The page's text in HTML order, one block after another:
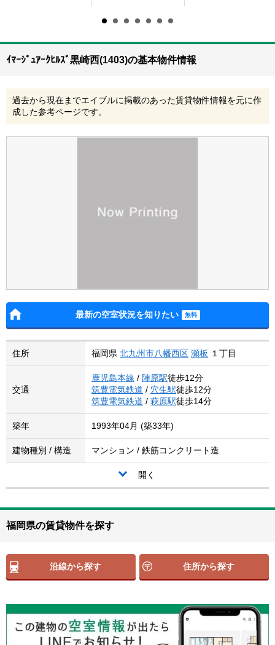
ｲﾏｰｼﾞｭｱｰｸﾋﾙｽﾞ黒崎西(1403)の基本物件情報
過去から現在までエイブルに掲載のあった賃貸物件情報を元に作
成した参考ページです。
最新の空室状況を知りたい
住所 福岡県 北九州市八幡西区 瀬板 １丁目
交通
鹿児島本線 / 陣原駅徒歩12分
筑豊電気鉄道 / 穴生駅徒歩12分
筑豊電気鉄道 / 萩原駅徒歩14分
築年 1993年04月 (築33年)
建物種別 / 構造 マンション / 鉄筋コンクリート造
開く
福岡県の賃貸物件を探す
沿線から探す 住所から探す